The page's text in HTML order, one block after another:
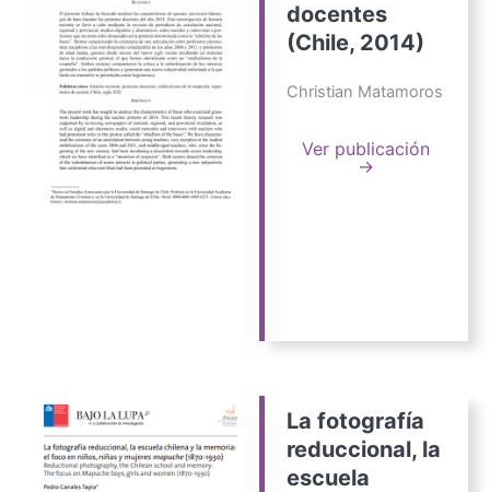
docentes
(Chile, 2014)
Christian Matamoros
Ver publicación
→
La fotografía
reduccional, la
escuela